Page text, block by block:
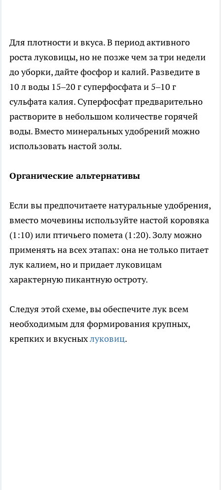
Для плотности и вкуса. В период активного
роста луковицы, но не позже чем за три недели
до уборки, дайте фосфор и калий. Разведите в
10 л воды 15–20 г суперфосфата и 5–10 г
сульфата калия. Суперфосфат предварительно
растворите в небольшом количестве горячей
воды. Вместо минеральных удобрений можно
использовать настой золы.
Органические альтернативы
Если вы предпочитаете натуральные удобрения,
вместо мочевины используйте настой коровяка
(1:10) или птичьего помета (1:20). Золу можно
применять на всех этапах: она не только питает
лук калием, но и придает луковицам
характерную пикантную остроту.
Следуя этой схеме, вы обеспечите лук всем
необходимым для формирования крупных,
крепких и вкусныхлуковиц.